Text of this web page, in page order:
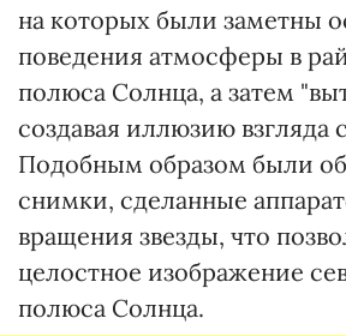
на которых были заметны
поведения атмосферы в
полюса Солнца, а затем
создавая иллюзию взгляда
Подобным образом были
снимки, сделанные
вращения звезды, что
целостное изображение
полюса Солнца.